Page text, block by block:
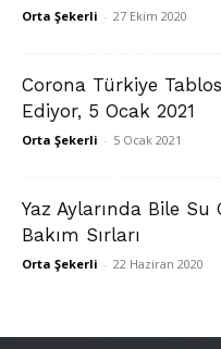
Orta Şekerli - 27 Ekim 2020
Corona Türkiye
Ediyor, 5 Ocak 2021
Orta Şekerli - 5 Ocak 2021
Yaz Aylarında Bile
Bakım Sırları
Orta Şekerli - 22 Haziran 2020